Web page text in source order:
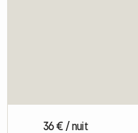
36 € / nuit